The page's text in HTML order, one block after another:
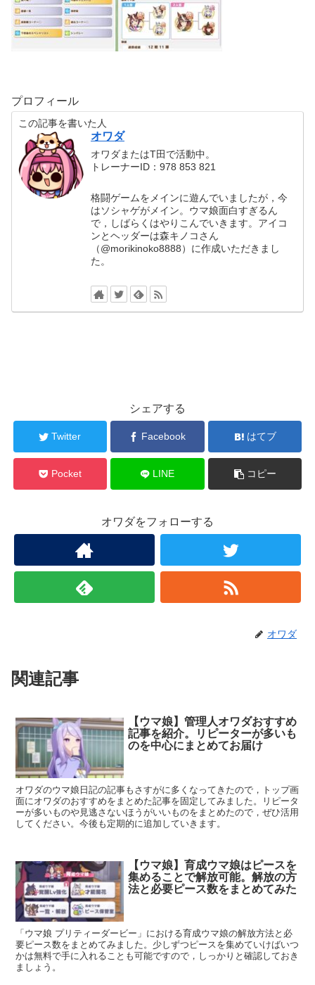
プロフィール
この記事を書いた人
オワダ
オワダまたはT田で活動中。
トレーナーID：978 853 821
格闘ゲームをメインに遊んでいましたが，今
はソシャゲがメイン。ウマ娘面白すぎるん
で，しばらくはやりこんでいきます。アイコ
ンとヘッダーは森キノコさん
（@morikinoko8888）に作成いただきまし
た。
シェアする
Twitter Facebook はてブ
Pocket LINE コピー
オワダをフォローする
オワダ
関連記事
【ウマ娘】管理人オワダおすすめ
記事を紹介。リピーターが多いも
のを中心にまとめてお届け
オワダのウマ娘日記の記事もさすがに多くなってきたので，トップ画
面にオワダのおすすめをまとめた記事を固定してみました。リピータ
ーが多いものや見逃さないほうがいいものをまとめたので，ぜひ活用
してください。今後も定期的に追加していきます。
【ウマ娘】育成ウマ娘はピースを
集めることで解放可能。解放の方
法と必要ピース数をまとめてみた
「ウマ娘 プリティーダービー」における育成ウマ娘の解放方法と必
要ピース数をまとめてみました。少しずつピースを集めていけばいつ
かは無料で手に入れることも可能ですので，しっかりと確認しておき
ましょう。